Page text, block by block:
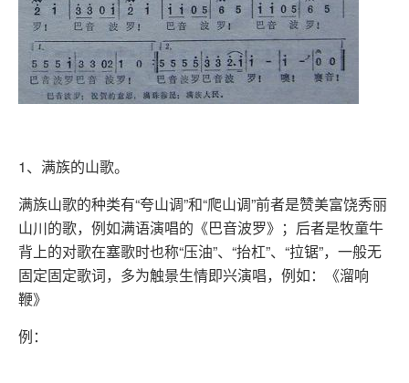
1、满族的山歌。
满族山歌的种类有“夸山调”和“爬山调”前者是赞美富饶秀丽
山川的歌，例如满语演唱的《巴音波罗》；后者是牧童牛
背上的对歌在塞歌时也称“压油”、“抬杠”、“拉锯”，一般无
固定固定歌词，多为触景生情即兴演唱，例如：《溜响
鞭》
例：